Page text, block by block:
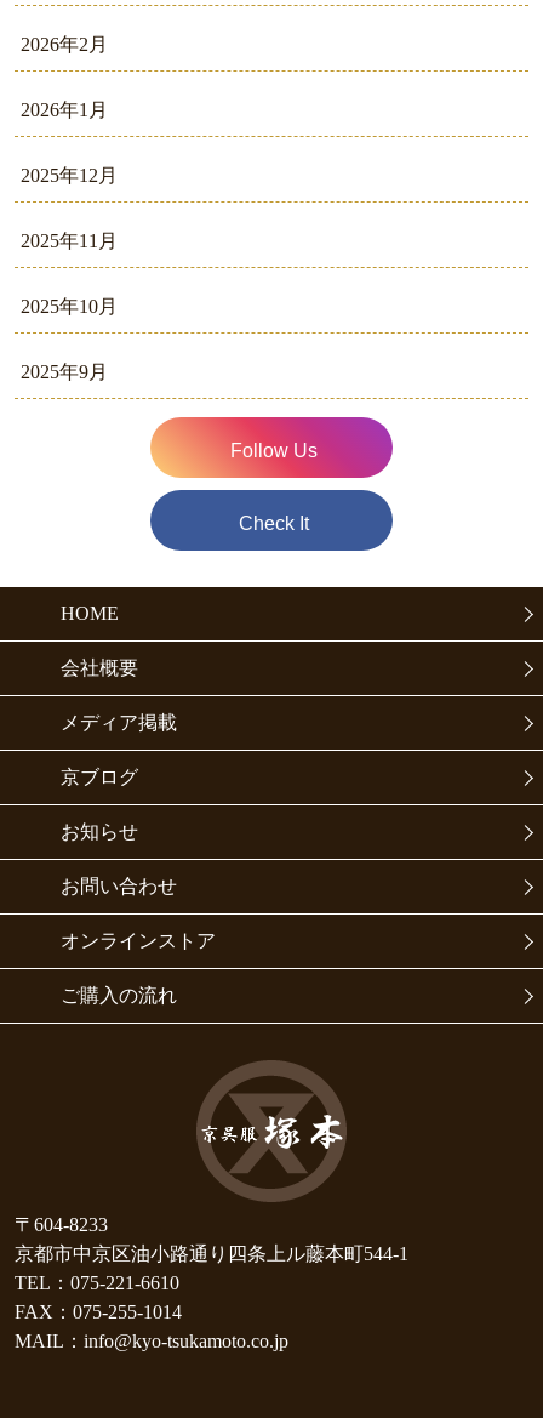
2026年2月
2026年1月
2025年12月
2025年11月
2025年10月
2025年9月
Follow Us
Check It
HOME
会社概要
メディア掲載
京ブログ
お知らせ
お問い合わせ
オンラインストア
ご購入の流れ
〒604-8233
京都市中京区油小路通り四条上ル藤本町544-1
TEL：075-221-6610
FAX：075-255-1014
MAIL：info@kyo-tsukamoto.co.jp